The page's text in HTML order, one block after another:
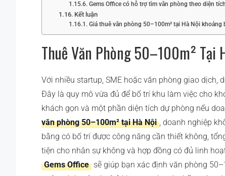
Gems Office có hỗ trợ tìm văn phòng theo diện
Kết luận
Giá thuê văn phòng 50–100m² tại Hà Nội khoảng
Thuê Văn Phòng 50–100m² Tại
Với nhiều startup, SME hoặc văn phòng giao dịch,
Đây là quy mô vừa đủ để bố trí khu làm việc cho
khách gọn và một phần diện tích dự phòng nếu
văn phòng 50–100m² tại Hà Nội , doanh nghiệp
bằng có bố trí được công năng cần thiết không,
tiện cho nhân sự không và hợp đồng có đủ linh
Gems Office sẽ giúp bạn xác định văn phòng